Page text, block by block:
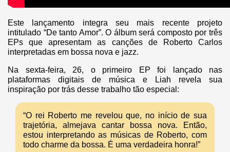
Este lançamento integra seu mais recente projeto
intitulado “De tanto Amor”. O álbum será composto por três
EPs que apresentam as canções de Roberto Carlos
interpretadas em bossa nova e jazz.
Na sexta-feira, 26, o primeiro EP foi lançado nas
plataformas digitais de música e Liah revela sua
inspiração por trás desse trabalho tão especial:
“O rei Roberto me revelou que, no início de sua
trajetória, almejava cantar bossa nova. Então,
estou interpretando as músicas de Roberto, com
todo charme da bossa. É uma verdadeira honra!”